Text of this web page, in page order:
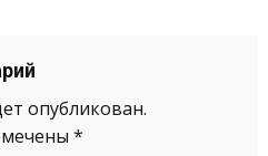
опубликован.
*